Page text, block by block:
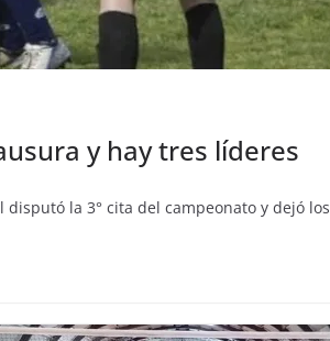
y hay tres líderes
la 3° cita del campeonato y dejó los